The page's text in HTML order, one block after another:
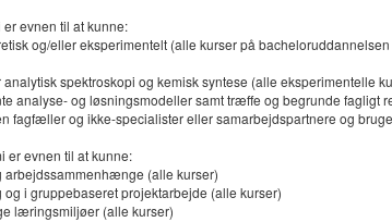
evnen til at kunne:
og/eller eksperimentelt (alle kurser på
spektroskopi og kemisk syntese (alle eksperimentelle
analyse- og løsningsmodeller samt træffe og begrunde fagligt
fagfæller og ikke-specialister eller samarbejdspartnere og
er evnen til at kunne:
arbejdssammenhænge (alle kurser)
i gruppebaseret projektarbejde (alle kurser)
læringsmiljøer (alle kurser)